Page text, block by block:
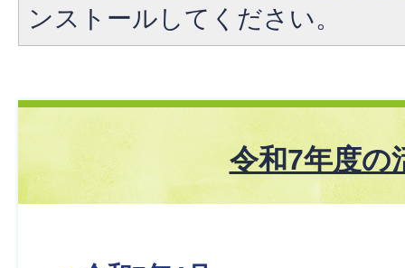
ンストールしてください。
令和7年度の